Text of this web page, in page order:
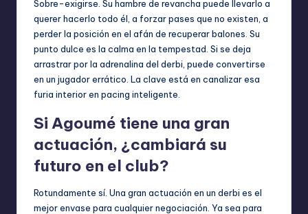
Sobre-exigirse. Su hambre de revancha puede llevarlo a
querer hacerlo todo él, a forzar pases que no existen, a
perder la posición en el afán de recuperar balones. Su
punto dulce es la calma en la tempestad. Si se deja
arrastrar por la adrenalina del derbi, puede convertirse
en un jugador errático. La clave está en canalizar esa
furia interior en pacing inteligente.
Si Agoumé tiene una gran
actuación, ¿cambiará su
futuro en el club?
Rotundamente sí. Una gran actuación en un derbi es el
mejor envase para cualquier negociación. Ya sea para